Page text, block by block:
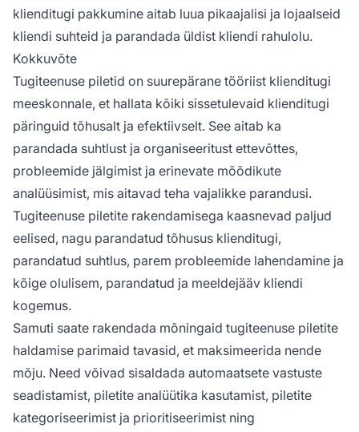
klienditugi pakkumine aitab luua pikaajalisi ja lojaalseid
kliendi suhteid ja parandada üldist kliendi rahulolu.
Kokkuvõte
Tugiteenuse piletid on suurepärane tööriist klienditugi
meeskonnale, et hallata kõiki sissetulevaid klienditugi
päringuid tõhusalt ja efektiivselt. See aitab ka
parandada suhtlust ja organiseeritust ettevõttes,
probleemide jälgimist ja erinevate mõõdikute
analüüsimist, mis aitavad teha vajalikke parandusi.
Tugiteenuse piletite rakendamisega kaasnevad paljud
eelised, nagu parandatud tõhusus klienditugi,
parandatud suhtlus, parem probleemide lahendamine ja
kõige olulisem, parandatud ja meeldejääv kliendi
kogemus.
Samuti saate rakendada mõningaid tugiteenuse piletite
haldamise parimaid tavasid, et maksimeerida nende
mõju. Need võivad sisaldada automaatsete vastuste
seadistamist, piletite analüütika kasutamist, piletite
kategoriseerimist ja prioritiseerimist ning